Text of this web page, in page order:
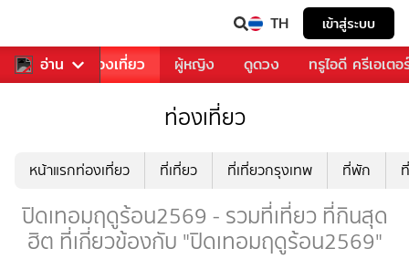
TH เข้าสู่ระบบ
อ่าน
อาหาร ท่องเที่ยว ผู้หญิง ดูดวง ทรูไอดี ครีเอเตอ
ท่องเที่ยว
หน้าแรกท่องเที่ยว ที่เที่ยว ที่เที่ยวกรุงเทพ ที่พัก
ปิดเทอมฤดูร้อน2569 - รวมที่เที่ยว ที่กินสุด
ฮิต ที่เกี่ยวข้องกับ "ปิดเทอมฤดูร้อน2569"